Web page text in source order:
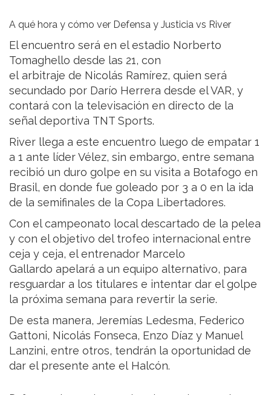
A qué hora y cómo ver Defensa y Justicia vs River
El encuentro será en el estadio Norberto
Tomaghello desde las 21, con
el arbitraje de Nicolás Ramírez, quien será
secundado por Darío Herrera desde el VAR, y
contará con la televisación en directo de la
señal deportiva TNT Sports.
River llega a este encuentro luego de empatar 1
a 1 ante líder Vélez, sin embargo, entre semana
recibió un duro golpe en su visita a Botafogo en
Brasil, en donde fue goleado por 3 a 0 en la ida
de la semifinales de la Copa Libertadores.
Con el campeonato local descartado de la pelea
y con el objetivo del trofeo internacional entre
ceja y ceja, el entrenador Marcelo
Gallardo apelará a un equipo alternativo, para
resguardar a los titulares e intentar dar el golpe
la próxima semana para revertir la serie.
De esta manera, Jeremías Ledesma, Federico
Gattoni, Nicolás Fonseca, Enzo Díaz y Manuel
Lanzini, entre otros, tendrán la oportunidad de
dar el presente ante el Halcón.